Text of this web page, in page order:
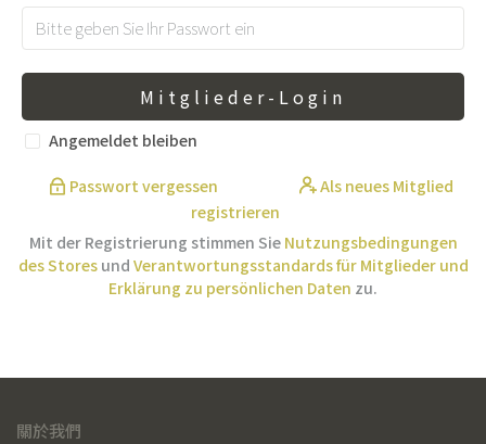
Mitglieder-Login
Angemeldet bleiben
Passwort vergessen
Als neues Mitglied
registrieren
Mit der Registrierung stimmen Sie Nutzungsbedingungen
des Storesund Verantwortungsstandards für Mitglieder und
Erklärung zu persönlichen Daten zu.
關於我們